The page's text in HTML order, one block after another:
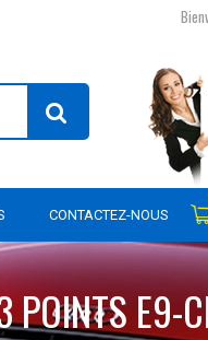
CONTACTEZ-NOUS
E9-